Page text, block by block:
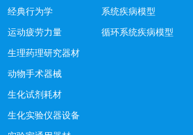
经典行为学
运动疲劳力量
生理药理研究器材
动物手术器械
生化试剂耗材
生化实验仪器设备
系统疾病模型
循环系统疾病模型